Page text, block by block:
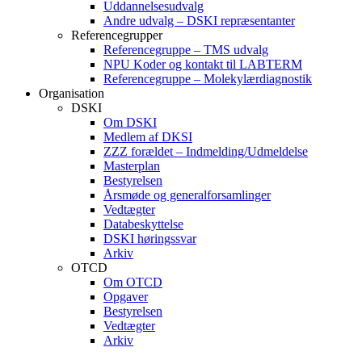
Uddannelsesudvalg
Andre udvalg – DSKI repræsentanter
Referencegrupper
Referencegruppe – TMS udvalg
NPU Koder og kontakt til LABTERM
Referencegruppe – Molekylærdiagnostik
Organisation
DSKI
Om DSKI
Medlem af DKSI
ZZZ forældet – Indmelding/Udmeldelse
Masterplan
Bestyrelsen
Årsmøde og generalforsamlinger
Vedtægter
Databeskyttelse
DSKI høringssvar
Arkiv
OTCD
Om OTCD
Opgaver
Bestyrelsen
Vedtægter
Arkiv